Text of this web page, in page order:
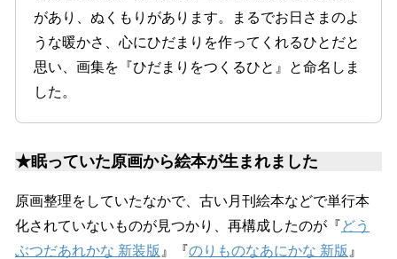
があり、ぬくもりがあります。まるでお日さまのよ
うな暖かさ、心にひだまりを作ってくれるひとだと
思い、画集を『ひだまりをつくるひと』と命名しま
した。
★眠っていた原画から絵本が生まれました
原画整理をしていたなかで、古い月刊絵本などで単行本
化されていないものが見つかり、再構成したのが『どう
ぶつだあれかな 新装版 』『のりものなあにかな 新版 』